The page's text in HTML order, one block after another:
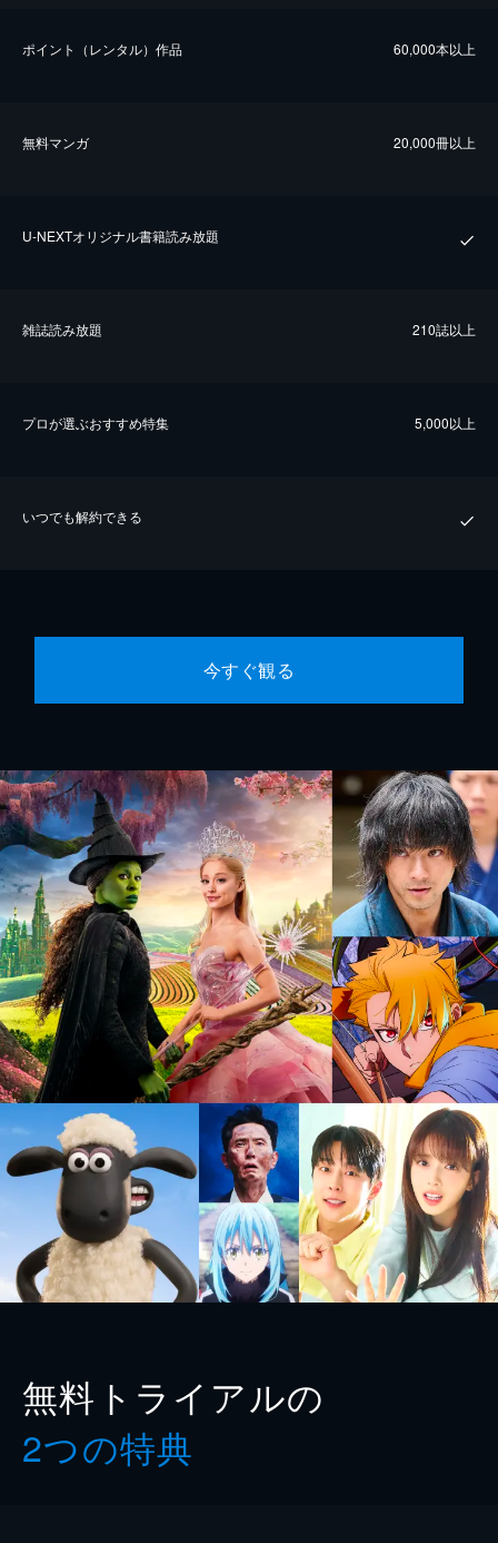
ポイント（レンタル）作品 60,000本以上
無料マンガ 20,000冊以上
U-NEXTオリジナル書籍読み放題
雑誌読み放題 210誌以上
プロが選ぶおすすめ特集 5,000以上
いつでも解約できる
今すぐ観る
無料トライアルの
2つの特典